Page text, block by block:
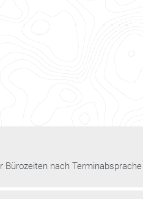
nach Terminabsprache